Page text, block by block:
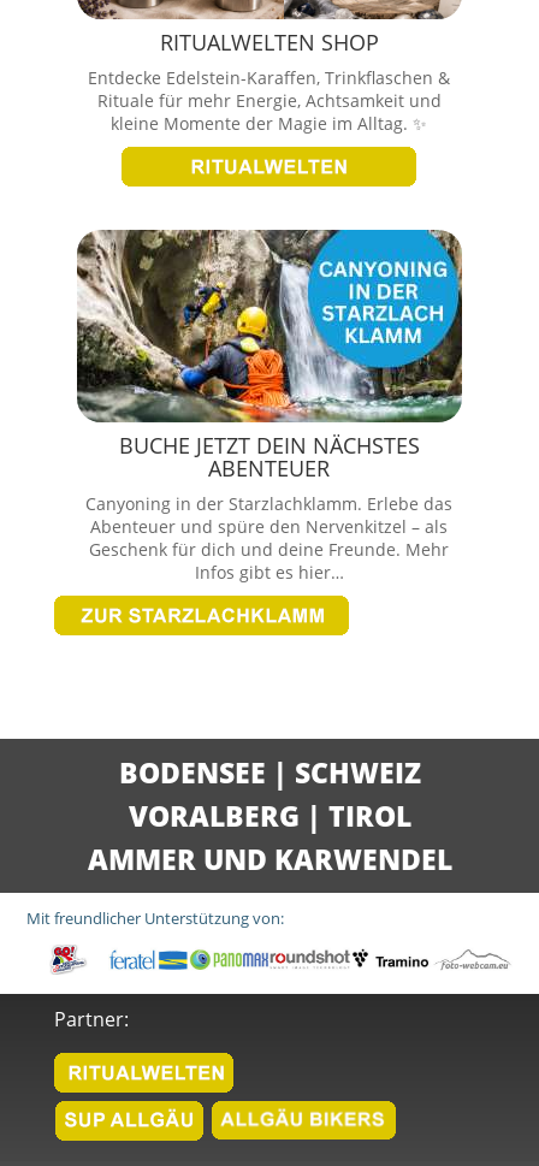
RITUALWELTEN SHOP
Entdecke Edelstein-Karaffen, Trinkflaschen &
Rituale für mehr Energie, Achtsamkeit und
kleine Momente der Magie im Alltag. ✨
BUCHE JETZT DEIN NÄCHSTES
ABENTEUER
Canyoning in der Starzlachklamm. Erlebe das
Abenteuer und spüre den Nervenkitzel – als
Geschenk für dich und deine Freunde. Mehr
Infos gibt es hier…
BODENSEE | SCHWEIZ
VORALBERG | TIROL
AMMER UND KARWENDEL
Mit freundlicher Unterstützung von:
Partner: